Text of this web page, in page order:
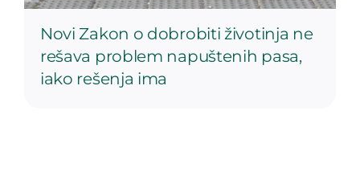
Novi Zakon o dobrobiti životinja ne
rešava problem napuštenih pasa,
iako rešenja ima